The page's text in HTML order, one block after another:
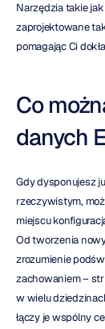
Narzędzia takie
zaprojektowane
pomagając Ci
Co
danych
Gdy dysponujesz
rzeczywistym,
miejscu
Od tworzenia
zrozumienie
zachowaniem –
w wielu
łączy je wspólny